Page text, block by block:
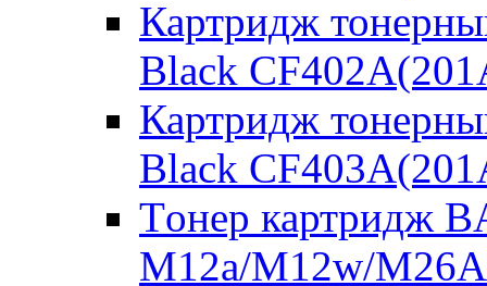
Картридж
Black
Картридж
Black
Tонер картридж
M12a/M12w/